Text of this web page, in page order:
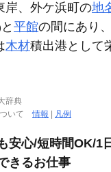
岸、外ケ浜町の地
と 平館の間にあり、
木材積出港として
辞典
ついて情報 凡例
安心/短時間OK/1
きるお仕事